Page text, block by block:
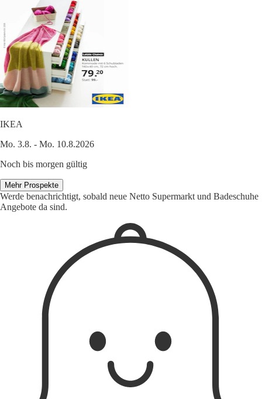
IKEA
Mo. 3.8. - Mo. 10.8.2026
Noch bis morgen gültig
Mehr Prospekte
Werde benachrichtigt, sobald neue Netto Supermarkt und Badeschuhe
Angebote da sind.